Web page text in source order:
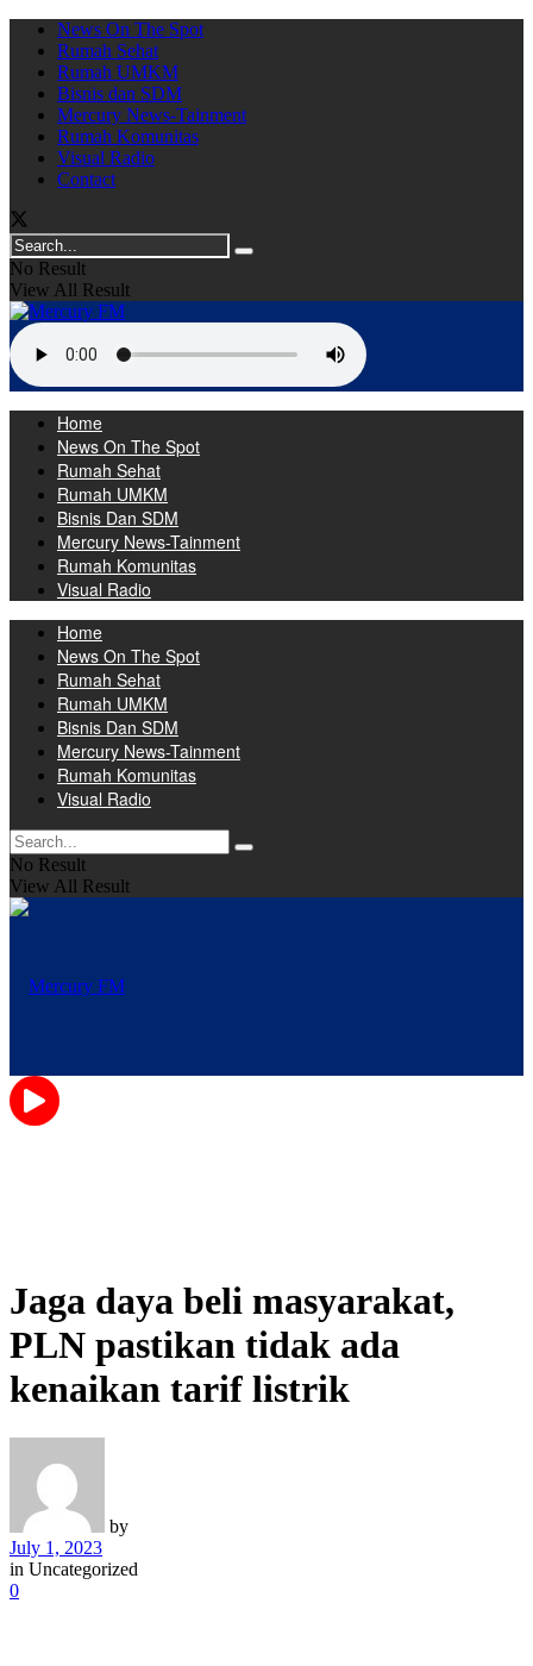
News On The Spot
Rumah Sehat
Rumah UMKM
Bisnis dan SDM
Mercury News-Tainment
Rumah Komunitas
Visual Radio
Contact
No Result
View All Result
Home
News On The Spot
Rumah Sehat
Rumah UMKM
Bisnis Dan SDM
Mercury News-Tainment
Rumah Komunitas
Visual Radio
Home
News On The Spot
Rumah Sehat
Rumah UMKM
Bisnis Dan SDM
Mercury News-Tainment
Rumah Komunitas
Visual Radio
No Result
View All Result
Jaga daya beli masyarakat,
PLN pastikan tidak ada
kenaikan tarif listrik
by
July 1, 2023
in Uncategorized
0